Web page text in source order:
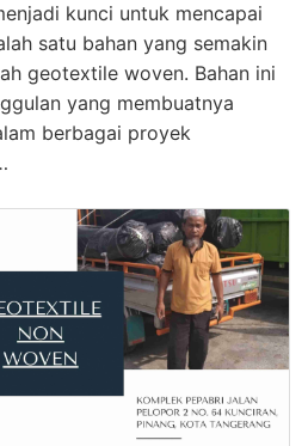
kunci untuk mencapai
satu bahan yang semakin
geotextile woven. Bahan ini
yang membuatnya
berbagai proyek